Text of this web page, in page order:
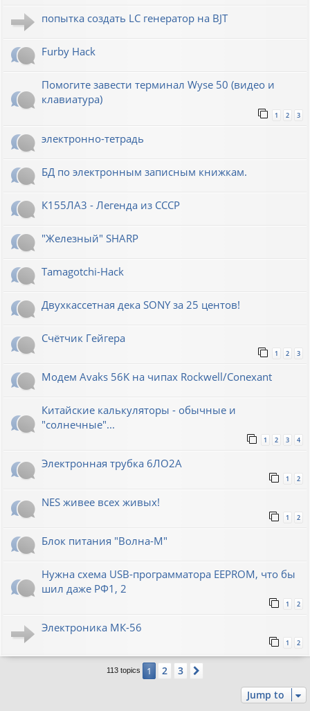
попытка создать LC генератор на BJT
Furby Hack
Помогите завести терминал Wyse 50 (видео и
клавиатура)
1 2 3
электронно-тетрадь
БД по электронным записным книжкам.
К155ЛА3 - Легенда из СССР
"Железный" SHARP
Tamagotchi-Hack
Двухкассетная дека SONY за 25 центов!
Счётчик Гейгера
1 2 3
Модем Avaks 56K на чипах Rockwell/Conexant
Китайские калькуляторы - обычные и
"солнечные"...
1 2 3 4
Электронная трубка 6ЛО2А
1 2
NES живее всех живых!
1 2
Блок питания "Волна-М"
Нужна схема USB-программатора EEPROM, что бы
шил даже РФ1, 2
1 2
Электроника МК-56
1 2
113 topics 1 2 3
Jump to